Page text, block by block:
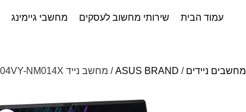
עמוד הבית שירותי מחשוב לעסקים מחשבי גיימינג
מחשבים ניידים /
ASUS BRAND/ מחשב נייד Asus ROG Zephyrus M16 (2023) GU604VY-NM014X – צבע Off Black AniMe Matrix